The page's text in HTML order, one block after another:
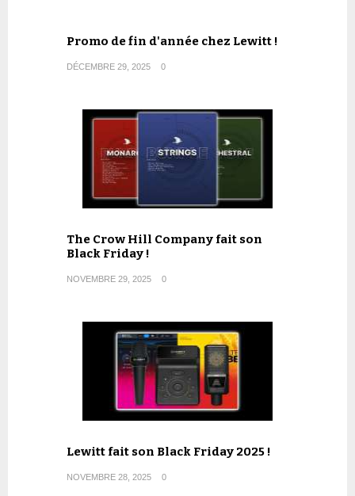
Promo de fin d'année chez Lewitt !
DÉCEMBRE 29, 2025 0
The Crow Hill Company fait son
Black Friday !
NOVEMBRE 29, 2025 0
Lewitt fait son Black Friday 2025 !
NOVEMBRE 28, 2025 0